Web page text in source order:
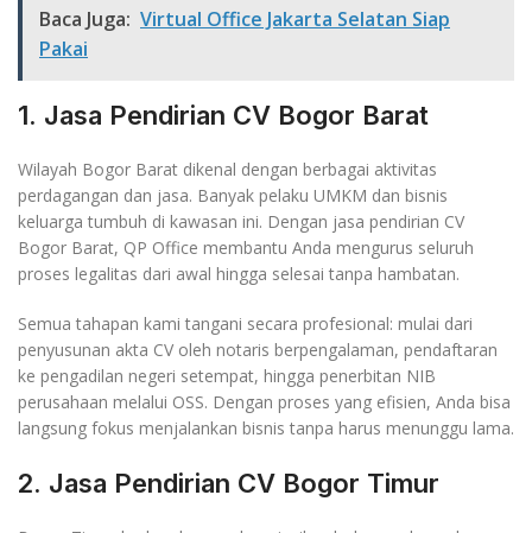
Baca Juga: Virtual Office Jakarta Selatan Siap
Pakai
1. Jasa Pendirian CV Bogor Barat
Wilayah Bogor Barat dikenal dengan berbagai aktivitas
perdagangan dan jasa. Banyak pelaku UMKM dan bisnis
keluarga tumbuh di kawasan ini. Dengan jasa pendirian CV
Bogor Barat, QP Office membantu Anda mengurus seluruh
proses legalitas dari awal hingga selesai tanpa hambatan.
Semua tahapan kami tangani secara profesional: mulai dari
penyusunan akta CV oleh notaris berpengalaman, pendaftaran
ke pengadilan negeri setempat, hingga penerbitan NIB
perusahaan melalui OSS. Dengan proses yang efisien, Anda bisa
langsung fokus menjalankan bisnis tanpa harus menunggu lama.
2. Jasa Pendirian CV Bogor Timur